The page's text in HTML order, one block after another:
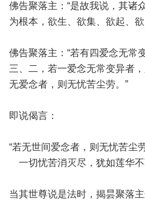
佛告聚落主：“是故我说，其诸
为根本，欲生、欲集、欲起、
佛告聚落主：“若有四爱念无常
三、二，若一爱念无常变异者
无爱念者，则无忧苦尘劳。”
即说偈言：
“若无世间爱念者，则无忧苦尘
一切忧苦消灭尽，犹如莲华不
当其世尊说是法时，揭昙聚落